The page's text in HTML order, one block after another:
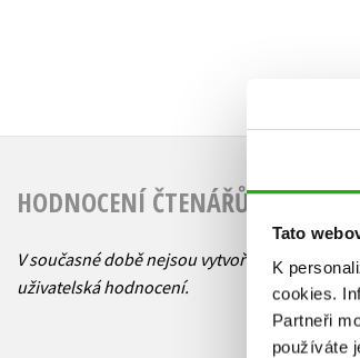
Tato
K
cookies.
Partneři
používáte
HODNOCENÍ ČTENÁŘŮ
V současné době nejsou vytvořena žádná
uživatelská hodnocení.